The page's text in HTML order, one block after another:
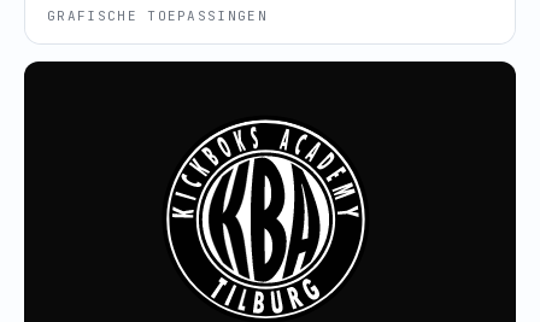
GRAFISCHE TOEPASSINGEN